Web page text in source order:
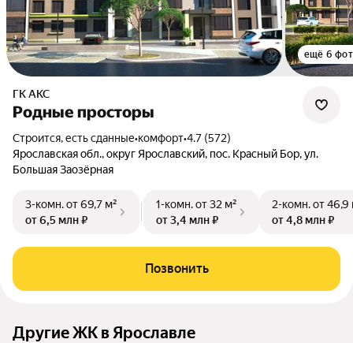
ещё 6
ГК АКС
Родные просторы
Строится, есть сданные•комфорт•4.7 (572)
Ярославская обл., округ Ярославский, пос. Красный Бор, ул.
Большая Заозёрная
3-комн.от 69,7 м²
от 6,5 млн ₽
1-комн.от 32 м²
от 3,4 млн ₽
2-комн.от 46,9
от 4,8 млн ₽
Позвонить
Другие ЖК в Ярославле